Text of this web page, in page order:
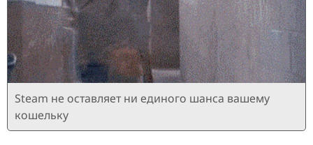
Steam не оставляет ни единого шанса вашему
кошельку